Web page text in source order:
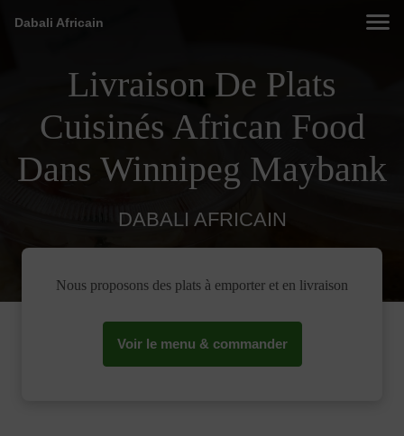
Dabali Africain
Livraison De Plats
Cuisinés African Food
Dans Winnipeg Maybank
DABALI AFRICAIN
Nous proposons des plats à emporter et en livraison
Voir le menu & commander